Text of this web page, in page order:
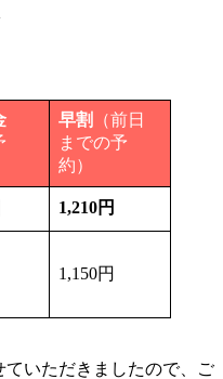
早割
（前日
までの予
約）
1,210円
1,150円
ていただきましたので、ご